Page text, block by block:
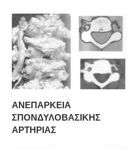
ΑΝΕΠΑΡΚΕΙΑ
ΣΠΟΝΔΥΛΟΒΑΣΙΚΗΣ
ΑΡΤΗΡΙΑΣ